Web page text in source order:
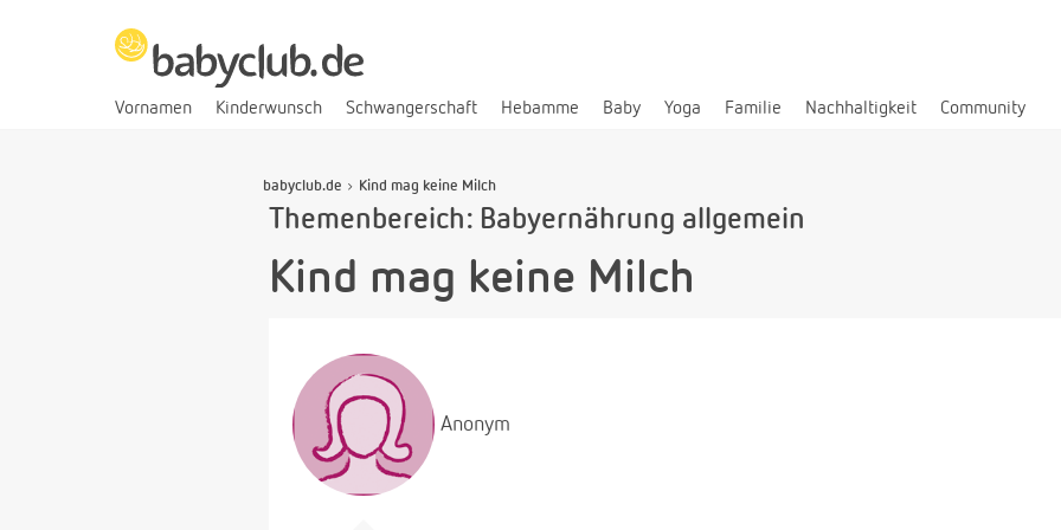
Vornamen Kinderwunsch Schwangerschaft Hebamme Baby Yoga Familie Nachhaltigkeit Community
babyclub.de Kind mag keine Milch
Themenbereich: Babyernährung allgemein
Kind mag keine Milch
Anonym